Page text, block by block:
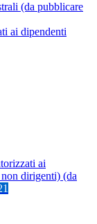
(da pubblicare
ai dipendenti
ai
dirigenti) (da